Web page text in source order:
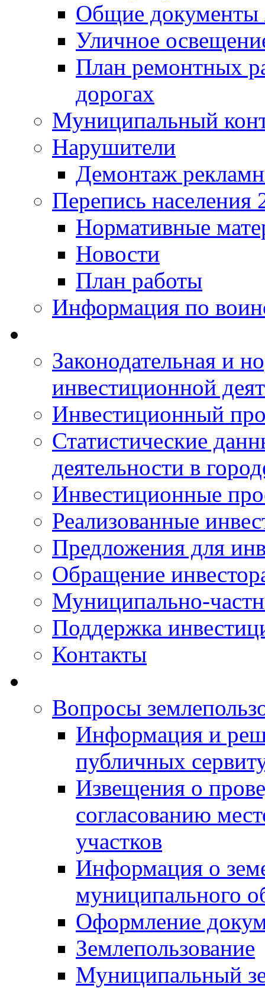
Общие
Уличное
План ремонтных
дорогах
Муниципальный
Нарушители
Демонтаж
Перепись населения
Нормативные
Новости
План работы
Информация по
Законодательная и
инвестиционной
Инвестиционный
Статистические
деятельности в
Инвестиционные
Реализованные
Предложения для
Обращение
Муниципально-
Поддержка
Контакты
Вопросы
Информация и
публичных
Извещения о
согласованию
участков
Информация о
муниципального
Оформление
Землепользование
Муниципальный